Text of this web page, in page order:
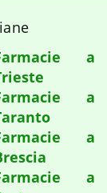
a
a
a
a